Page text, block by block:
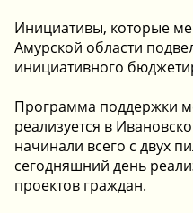
Инициативы, которые
Амурской области
инициативного
Программа поддержки
реализуется в
начинали всего с двух
сегодняшний день
проектов граждан.